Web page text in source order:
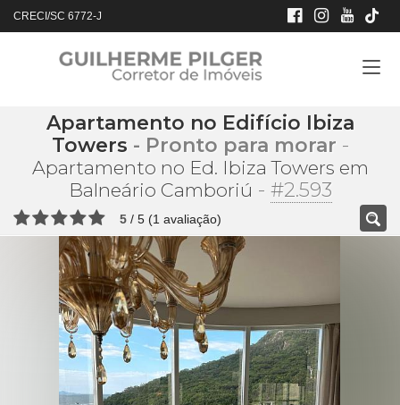
CRECI/SC 6772-J
Apartamento no Edifício Ibiza
Towers - Pronto para morar -
Apartamento no Ed. Ibiza Towers em
Balneário Camboriú - #2.593
5 / 5 (1 avaliação)